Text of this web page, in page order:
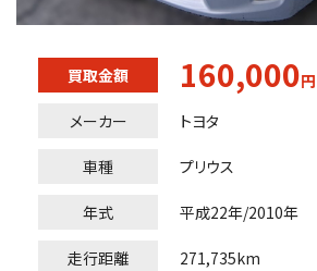
買取金額 160,000円
メーカー
トヨタ
車種 プリウス
年式 平成22年/2010年
走行距離 271,735km